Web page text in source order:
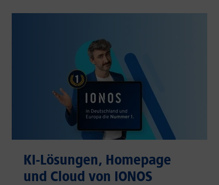
KI-Lösungen, Homepage
und Cloud von IONOS